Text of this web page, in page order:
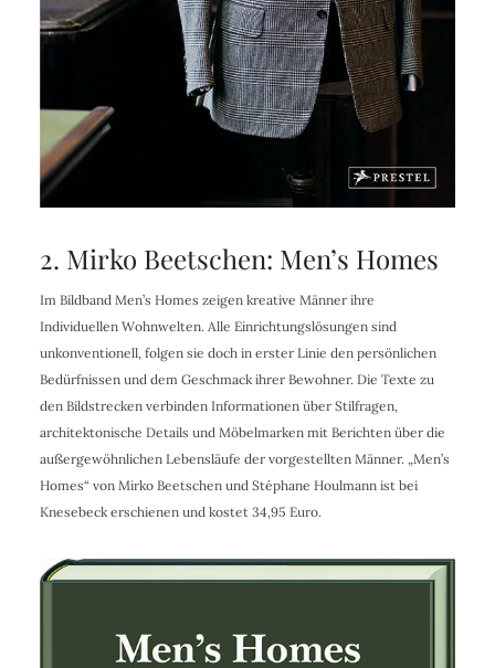
2. Mirko Beetschen: Men’s Homes
Im Bildband Men’s Homes zeigen kreative Männer ihre
Individuellen Wohnwelten. Alle Einrichtungslösungen sind
unkonventionell, folgen sie doch in erster Linie den persönlichen
Bedürfnissen und dem Geschmack ihrer Bewohner. Die Texte zu
den Bildstrecken verbinden Informationen über Stilfragen,
architektonische Details und Möbelmarken mit Berichten über die
außergewöhnlichen Lebensläufe der vorgestellten Männer. „Men’s
Homes“ von Mirko Beetschen und Stéphane Houlmann ist bei
Knesebeck erschienen und kostet 34,95 Euro.